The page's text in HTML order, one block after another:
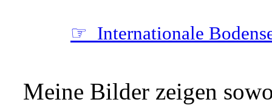
☞ Internationale
Meine Bilder zeigen